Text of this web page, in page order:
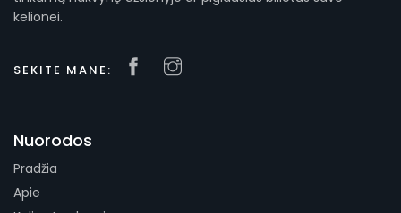
kelionei.
SEKITE MANE:
Nuorodos
Pradžia
Apie